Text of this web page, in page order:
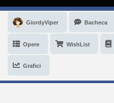
GiordyViper Bacheca
Opere WishList
Grafici